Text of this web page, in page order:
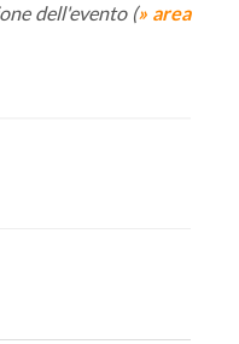
dell'evento (» area